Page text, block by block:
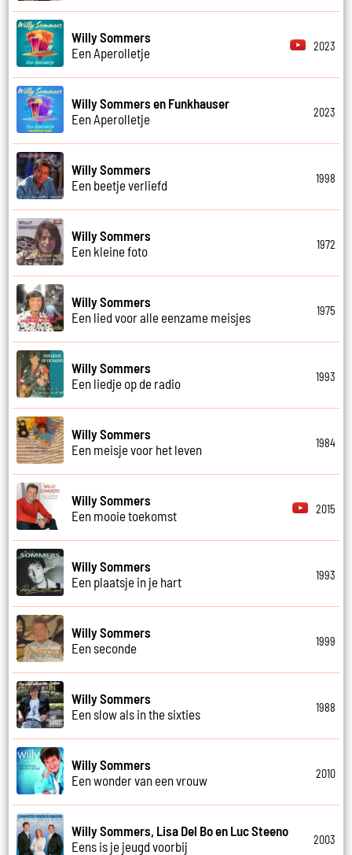
Willy Sommers
Een Aperolletje
2023
Willy Sommers en Funkhauser
Een Aperolletje
2023
Willy Sommers
Een beetje verliefd
1998
Willy Sommers
Een kleine foto
1972
Willy Sommers
Een lied voor alle eenzame meisjes
1975
Willy Sommers
Een liedje op de radio
1993
Willy Sommers
Een meisje voor het leven
1984
Willy Sommers
Een mooie toekomst
2015
Willy Sommers
Een plaatsje in je hart
1993
Willy Sommers
Een seconde
1999
Willy Sommers
Een slow als in the sixties
1988
Willy Sommers
Een wonder van een vrouw
2010
Willy Sommers, Lisa Del Bo en Luc Steeno
Eens is je jeugd voorbij
2003